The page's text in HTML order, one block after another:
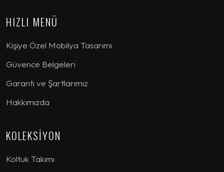
HIZLI MENÜ
Kişiye Özel Mobilya Tasarımı
Güvence Belgeleri
Garanti ve Şartlarımız
Hakkımızda
KOLEKSİYON
Koltuk Takımı